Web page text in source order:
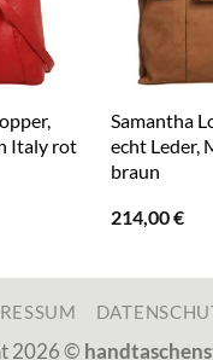
Italy rot
Samantha
echt Leder,
braun
214,00€
2026 ©